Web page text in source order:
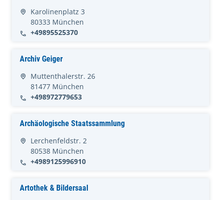
Karolinenplatz 3
80333 München
+49895525370
Archiv Geiger
Muttenthalerstr. 26
81477 München
+498972779653
Archäologische Staatssammlung
Lerchenfeldstr. 2
80538 München
+4989125996910
Artothek & Bildersaal